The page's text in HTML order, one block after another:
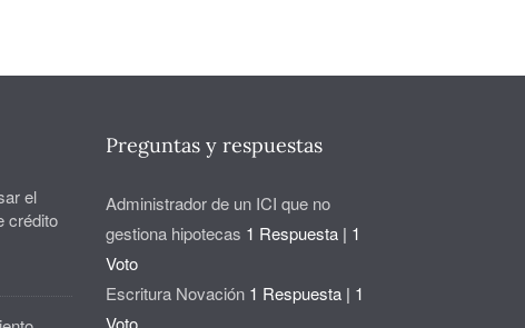
el
crédito
Preguntas y respuestas
Administrador de un ICI que no
gestiona hipotecas 1 Respuesta | 1
Voto
Escritura Novación 1 Respuesta | 1
Voto